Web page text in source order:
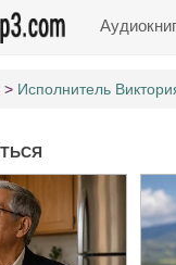
Исполнитель